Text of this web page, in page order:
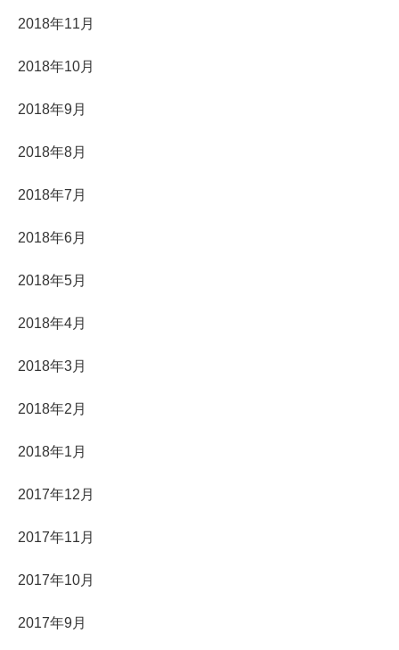
2018年11月
2018年10月
2018年9月
2018年8月
2018年7月
2018年6月
2018年5月
2018年4月
2018年3月
2018年2月
2018年1月
2017年12月
2017年11月
2017年10月
2017年9月